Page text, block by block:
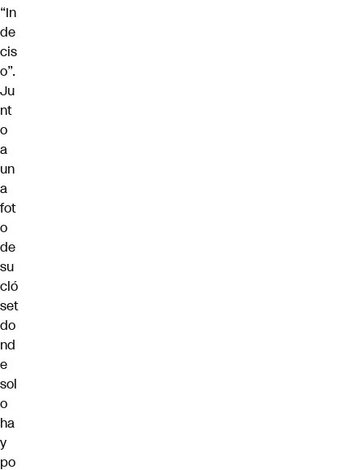
“In
de
cis
o”.
Ju
nt
o
a
un
a
fot
o
de
su
cló
set
do
nd
e
sol
o
ha
y
po